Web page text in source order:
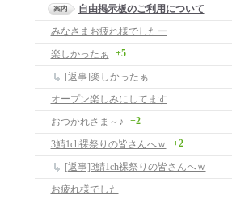
自由掲示板のご利用について
みなさまお疲れ様でしたー
楽しかったぁ
+5
[返事]楽しかったぁ
オープン楽しみにしてます
おつかれさま～♪
+2
3鯖1ch裸祭りの皆さんへｗ +2
[返事]3鯖1ch裸祭りの皆さんへｗ
お疲れ様でした